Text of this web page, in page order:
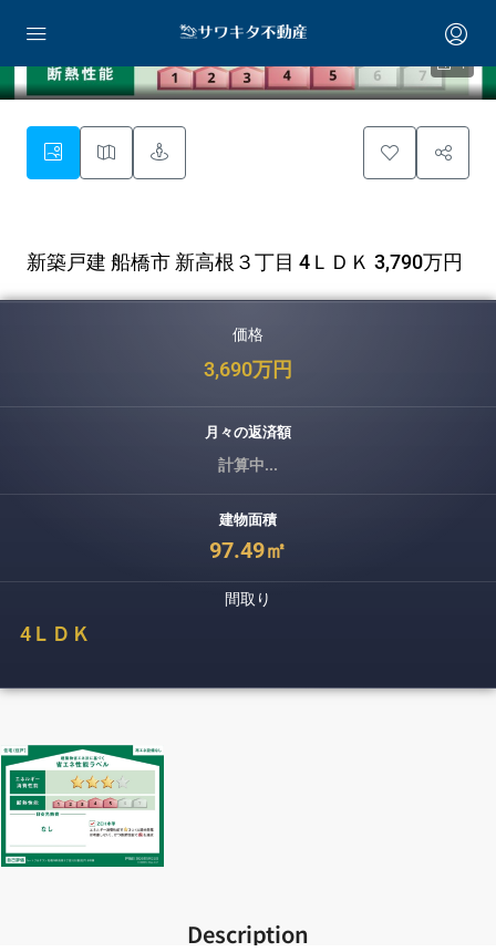
1
新築戸建 船橋市 新高根３丁目 4ＬＤＫ 3,790万円
価格
3,690万円
月々の返済額
計算中...
建物面積
97.49㎡
間取り
4 ＬＤＫ
Description